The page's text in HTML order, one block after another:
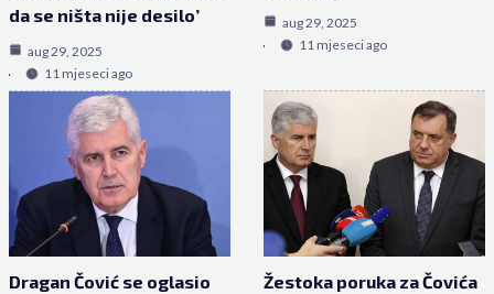
da se ništa nije desilo’
aug 29, 2025
11 mjeseci ago
aug 29, 2025
11 mjeseci ago
Dragan Čović se oglasio
Žestoka poruka za Čovića